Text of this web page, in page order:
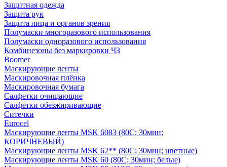
Защитная одежда
Защита рук
Защита лица и органов зрения
Полумаски многоразового использования
Полумаски одноразового использования
Комбинезоны без маркировки ЧЗ
Boomer
Маскирующие ленты
Маскировочная плёнка
Маскировочная бумага
Салфетки очищающие
Салфетки обезжиривающие
Ситечки
Euroсel
Маскирующие ленты MSK 6083 (80С; 30мин;
КОРИЧНЕВЫЙ)
Маскирующие ленты MSK 62** (80С; 30мин; цветные)
Маскирующие ленты MSK 60 (80С; 30мин; белые)